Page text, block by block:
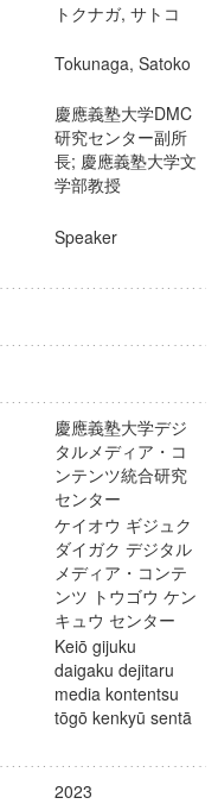
トクナガ, サトコ
Tokunaga, Satoko
慶應義塾大学DMC
研究センター副所
長; 慶應義塾大学⽂
学部教授
Speaker
慶應義塾大学デジ
タルメディア・コ
ンテンツ統合研究
センター
ケイオウ ギジュク
ダイガク デジタル
メディア・コンテ
ンツ トウゴウ ケン
キュウ センター
Keiō gijuku
daigaku dejitaru
media kontentsu
tōgō kenkyū sentā
2023